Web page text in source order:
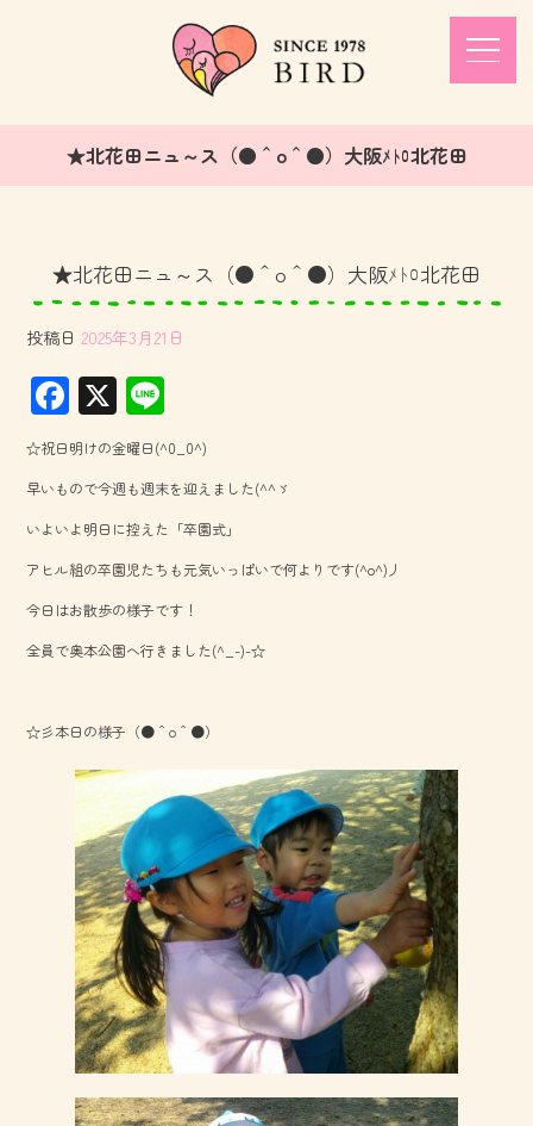
★北花田ニュ～ス（●＾o＾●）大阪ﾒﾄﾛ北花田
★北花田ニュ～ス（●＾o＾●）大阪ﾒﾄﾛ北花田
投稿日 2025年3月21日
F
ac
e
b
o
ok
X
ne
☆祝日明けの金曜日(^0_0^)
早いもので今週も週末を迎えました(^^ゞ
いよいよ明日に控えた「卒園式」
アヒル組の卒園児たちも元気いっぱいで何よりです(^o^)丿
今日はお散歩の様子です！
全員で奥本公園へ行きました(^_-)-☆
☆彡本日の様子（●＾o＾●）